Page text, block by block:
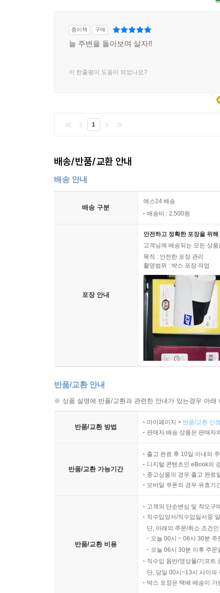
종이책 구매
늘 주변을 돌아보며 살자!!
이 한줄평이 도움이 되었나요?
1
배송/반품/교환 안내
배송 안내
배송 구분
예스24 배송
배송비 : 2,500원
포장 안내
안전하고 정확한 포장을 위
고객님께 배송되는 모든 상
목적 : 안전한 포장 관리
촬영범위 : 박스 포장 작업
반품/교환 안내
※ 상품 설명에 반품/교환과 관련한 안내가 있는경우 아
반품/교환 방법
마이페이지 > 반품/교환 신
판매자 배송 상품은 판매자
반품/교환 가능기간
출고 완료 후 10일 이내의
디지털 콘텐츠인 eBook의
중고상품의 경우 출고 완료
모바일 쿠폰의 경우 유효기
반품/교환 비용
고객의 단순변심 및 착오구
직수입양서/직수입일서중
단, 아래의 주문/취소 조건
오늘 00시 ~ 06시 30분
오늘 06시 30분 이후 주
직수입 음반/영상물/기프트
단, 당일 00시~13시 사이의
박스 포장은 택배 배송이